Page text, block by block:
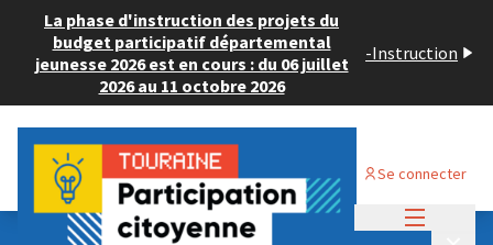
La phase d'instruction des projets du
budget participatif départemental
jeunesse 2026 est en cours : du 06 juillet
2026 au 11 octobre 2026
-Instruction
Se connecter
Budget Participatif JEUNESSE 2024